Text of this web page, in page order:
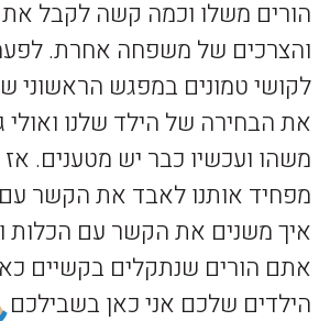
הורים משלו וכמה קשה לקבל את
והצרכים של משפחה אחרת.
לקושי טמונים במפגש הראשוני
את הבחירה של הילד שלנו ואולי
משהו ועכשיו כבר יש מטענים.
מפחיד אותנו לאבד את הקשר
איך משנים את הקשר עם הכלות
אתם הורים שנתקלים בקשיים
הילדים שלכם אני כאן בשבילכם